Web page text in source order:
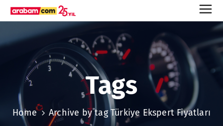
Tags
Home Archive by tag Türkiye Ekspert Fiyatları